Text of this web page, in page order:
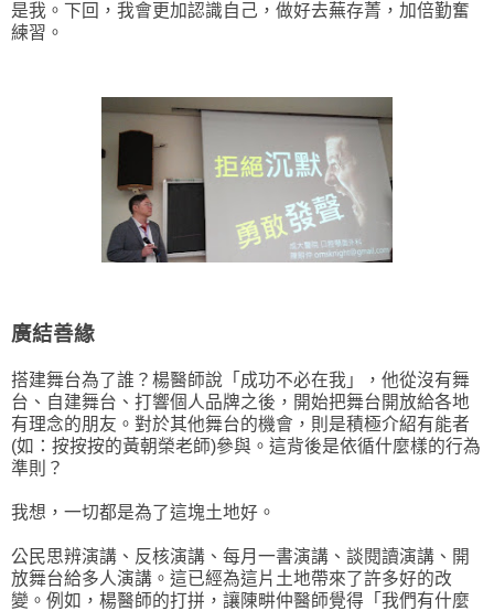
是我。下回，我會更加認識自己，做好去蕪存菁，加倍勤奮
練習。
廣結善緣
搭建舞台為了誰？楊醫師說「成功不必在我」，他從沒有舞
台、自建舞台、打響個人品牌之後，開始把舞台開放給各地
有理念的朋友。對於其他舞台的機會，則是積極介紹有能者
(如：按按按的黃朝榮老師)參與。這背後是依循什麼樣的行為
準則？
我想，一切都是為了這塊土地好。
公民思辨演講、反核演講、每月一書演講、談閱讀演講、開
放舞台給多人演講。這已經為這片土地帶來了許多好的改
變。例如，楊醫師的打拼，讓陳畊仲醫師覺得「我們有什麼